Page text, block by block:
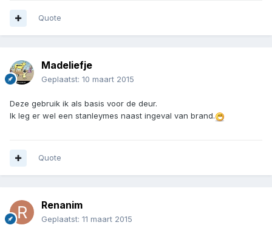
Quote
Madeliefje
Geplaatst: 10 maart 2015
Deze gebruik ik als basis voor de deur.
Ik leg er wel een stanleymes naast ingeval van brand.
Quote
Renanim
Geplaatst: 11 maart 2015